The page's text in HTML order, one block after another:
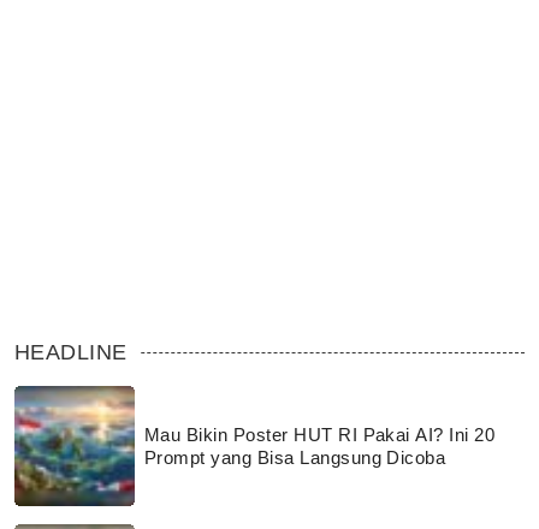
HEADLINE
Mau Bikin Poster HUT RI Pakai AI? Ini 20
Prompt yang Bisa Langsung Dicoba